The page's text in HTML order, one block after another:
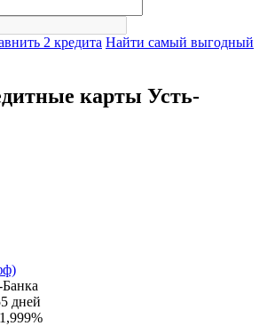
2 кредита Найти самый выгодный
карты Усть-
дней